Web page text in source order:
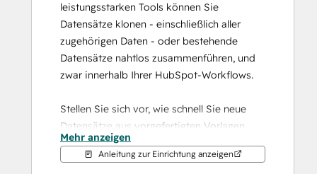
leistungsstarken Tools können Sie
Datensätze klonen - einschließlich aller
zugehörigen Daten - oder bestehende
Datensätze nahtlos zusammenführen, und
zwar innerhalb Ihrer HubSpot-Workflows.
Stellen Sie sich vor, wie schnell Sie neue
Datensätze aus vorgefertigten Vorlagen
erstellen und so die Erstellungszeit für
gängige Elemente wie Angebote und
Mehr anzeigen
Anleitung zur Einrichtung anzeigen